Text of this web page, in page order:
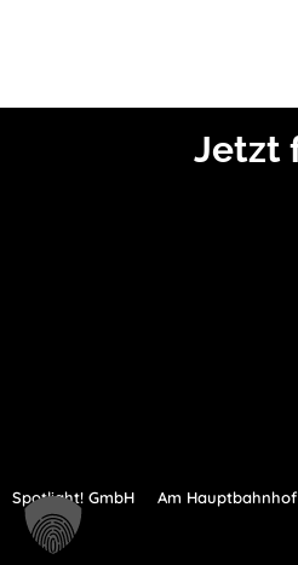
Jetzt
Spotlight! GmbH Am